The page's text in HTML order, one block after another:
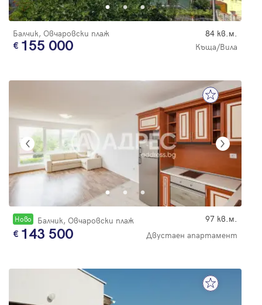
Балчик, Овчаровски плаж 84 кв.м.
155 000 Къща/Вила
Новo Балчик, Овчаровски плаж 97 кв.м.
143 500 Двустаен апартамент